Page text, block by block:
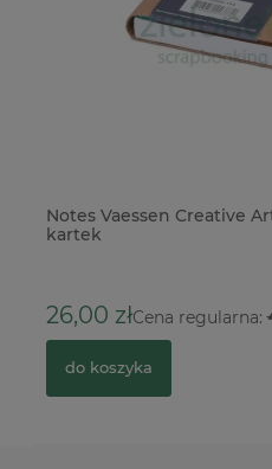
Notes Vaessen Creative
kartek
26,00 złCena regularna:
do koszyka